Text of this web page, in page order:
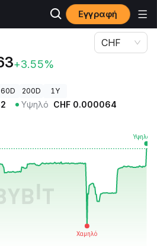
Εγγραφή
NOVA Τιμή NOV
+3.55%
CHF
60D 200D 1Y
Υψηλό CHF 0.000064